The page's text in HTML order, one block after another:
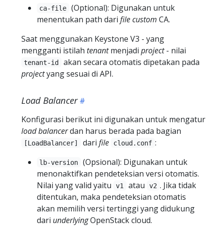
ca-file
(Optional): Digunakan untuk
menentukan path dari filecustom CA.
Saat menggunakan Keystone V3 - yang
mengganti istilah tenantmenjadi project- nilai
tenant-id
akan secara otomatis dipetakan pada
projectyang sesuai di API.
Load Balancer
Konfigurasi berikut ini digunakan untuk mengatur
load balancerdan harus berada pada bagian
[LoadBalancer] dari file cloud.conf :
lb-version
(Opsional): Digunakan untuk
menonaktifkan pendeteksian versi otomatis.
Nilai yang valid yaitu
v1 atau v2 . Jika tidak
ditentukan, maka pendeteksian otomatis
akan memilih versi tertinggi yang didukung
dari underlyingOpenStack cloud.